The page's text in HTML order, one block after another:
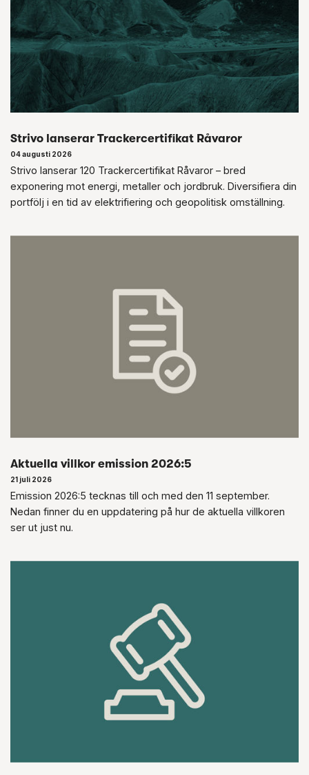
Strivo lanserar Trackercertifikat Råvaror
04 augusti 2026
Strivo lanserar 120 Trackercertifikat Råvaror – bred
exponering mot energi, metaller och jordbruk. Diversifiera din
portfölj i en tid av elektrifiering och geopolitisk omställning.
Aktuella villkor emission 2026:5
21 juli 2026
Emission 2026:5 tecknas till och med den 11 september.
Nedan finner du en uppdatering på hur de aktuella villkoren
ser ut just nu.